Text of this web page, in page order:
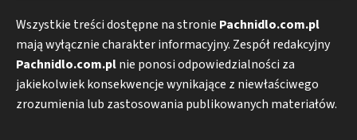
Wszystkie treści dostępne na stronie Pachnidlo.com.pl
mają wyłącznie charakter informacyjny. Zespół redakcyjny
Pachnidlo.com.plnie ponosi odpowiedzialności za
jakiekolwiek konsekwencje wynikające z niewłaściwego
zrozumienia lub zastosowania publikowanych materiałów.